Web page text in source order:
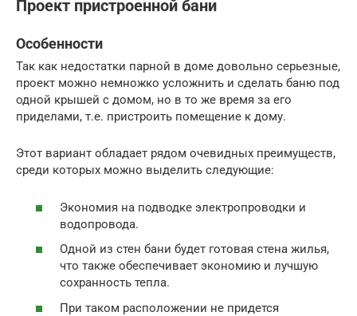
Проект пристроенной бани
Особенности
Так как недостатки парной в доме довольно серьезные,
проект можно немножко усложнить и сделать баню под
одной крышей с домом, но в то же время за его
приделами, т.е. пристроить помещение к дому.
Этот вариант обладает рядом очевидных преимуществ,
среди которых можно выделить следующие:
Экономия на подводке электропроводки и
водопровода.
Одной из стен бани будет готовая стена жилья,
что также обеспечивает экономию и лучшую
сохранность тепла.
При таком расположении не придется